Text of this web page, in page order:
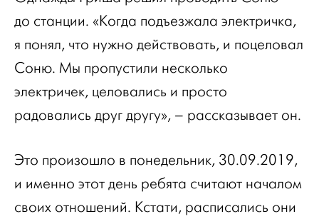
до станции. «Когда подъезжала электричка,
я понял, что нужно действовать, и поцеловал
Соню. Мы пропустили несколько
электричек, целовались и просто
радовались друг другу», – рассказывает он.
Это произошло в понедельник, 30.09.2019,
и именно этот день ребята считают началом
своих отношений. Кстати, расписались они